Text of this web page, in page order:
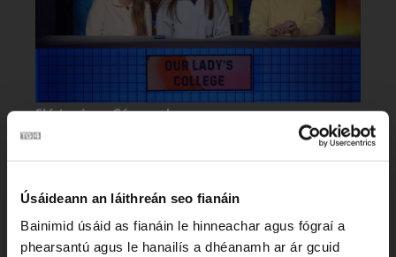
Úsáideann an láithreán seo fianáin
Bainimid úsáid as fianáin le hinneachar agus fógraí a
phearsantú agus le hanailís a dhéanamh ar ár gcuid
Slé Anois go Cúramach
Clár 3